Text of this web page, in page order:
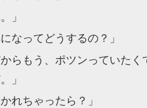
」
になってどうするの？」
らもう、ポツンっていたく
」
かれちゃったら？」